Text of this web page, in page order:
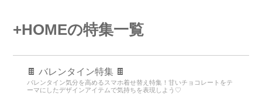
+HOMEの特集一覧
🍫 バレンタイン特集 🍫
バレンタイン気分を高めるスマホ着せ替え特集！甘いチョコレートをテ
ーマにしたデザインアイテムで気持ちを表現しよう♡